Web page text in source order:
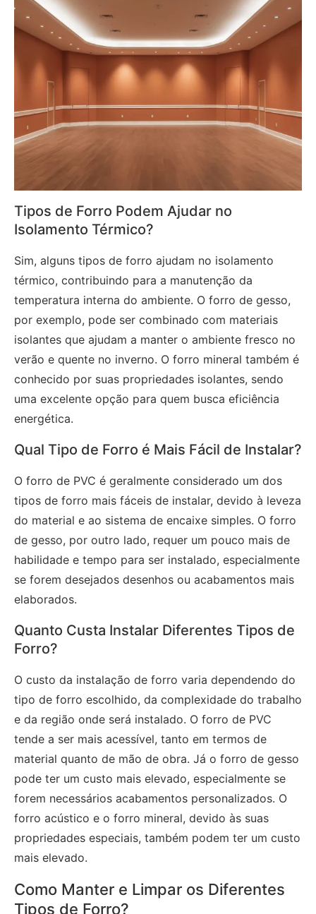
Tipos de Forro Podem Ajudar no
Isolamento Térmico?
Sim, alguns tipos de forro ajudam no isolamento
térmico, contribuindo para a manutenção da
temperatura interna do ambiente. O forro de gesso,
por exemplo, pode ser combinado com materiais
isolantes que ajudam a manter o ambiente fresco no
verão e quente no inverno. O forro mineral também é
conhecido por suas propriedades isolantes, sendo
uma excelente opção para quem busca eficiência
energética.
Qual Tipo de Forro é Mais Fácil de Instalar?
O forro de PVC é geralmente considerado um dos
tipos de forro mais fáceis de instalar, devido à leveza
do material e ao sistema de encaixe simples. O forro
de gesso, por outro lado, requer um pouco mais de
habilidade e tempo para ser instalado, especialmente
se forem desejados desenhos ou acabamentos mais
elaborados.
Quanto Custa Instalar Diferentes Tipos de
Forro?
O custo da instalação de forro varia dependendo do
tipo de forro escolhido, da complexidade do trabalho
e da região onde será instalado. O forro de PVC
tende a ser mais acessível, tanto em termos de
material quanto de mão de obra. Já o forro de gesso
pode ter um custo mais elevado, especialmente se
forem necessários acabamentos personalizados. O
forro acústico e o forro mineral, devido às suas
propriedades especiais, também podem ter um custo
mais elevado.
Como Manter e Limpar os Diferentes
Tipos de Forro?